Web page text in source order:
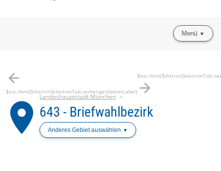
Menü
arrow_back
$esc.html($districtSelectionTab.vorherigesGebietLabel) arrow_forward
place
Landeshauptstadt München
643 - Briefwahlbezirk
Anderes Gebiet auswählen